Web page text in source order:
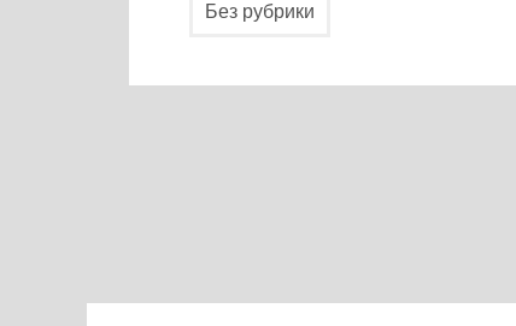
Без рубрики